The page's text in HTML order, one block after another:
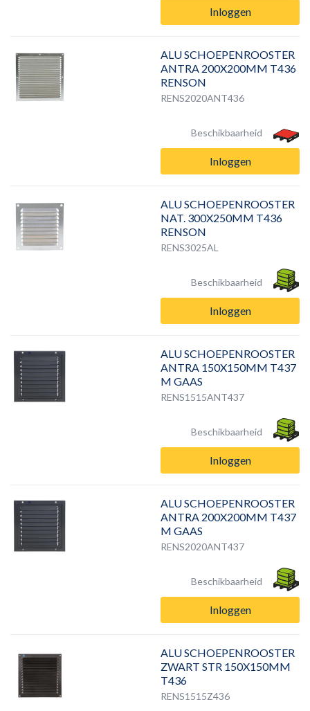
Inloggen
ALU SCHOEPENROOSTER
ANTRA 200X200MM T436
RENSON
RENS2020ANT436
Beschikbaarheid
Inloggen
ALU SCHOEPENROOSTER
NAT. 300X250MM T436
RENSON
RENS3025AL
Beschikbaarheid
Inloggen
ALU SCHOEPENROOSTER
ANTRA 150X150MM T437
M GAAS
RENS1515ANT437
Beschikbaarheid
Inloggen
ALU SCHOEPENROOSTER
ANTRA 200X200MM T437
M GAAS
RENS2020ANT437
Beschikbaarheid
Inloggen
ALU SCHOEPENROOSTER
ZWART STR 150X150MM
T436
RENS1515Z436